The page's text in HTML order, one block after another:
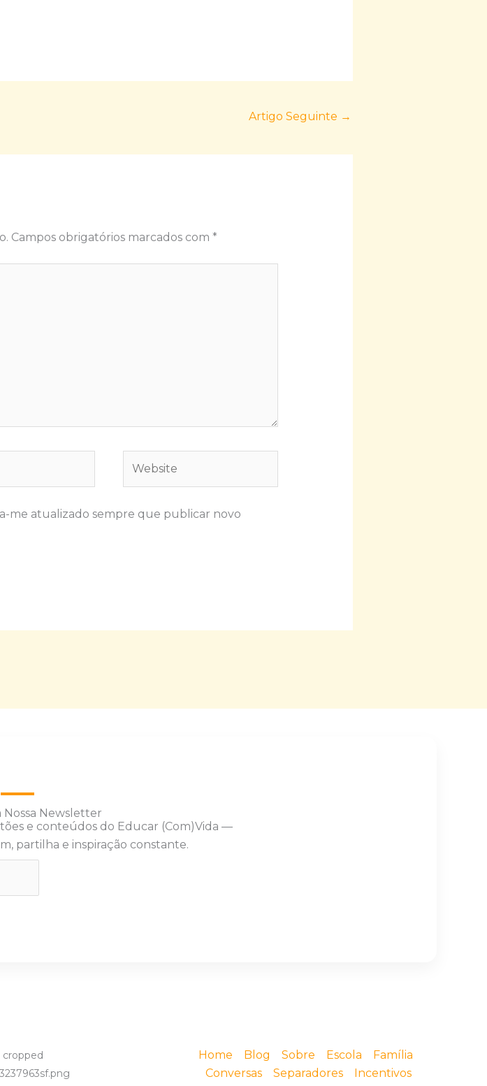
Artigo Seguinte →
Campos obrigatórios marcados com *
me atualizado sempre que publicar novo
Nossa Newsletter
e conteúdos do Educar (Com)Vida —
partilha e inspiração constante.
Home Blog Sobre Escola
Família
Conversas
Separadores
Incentivos